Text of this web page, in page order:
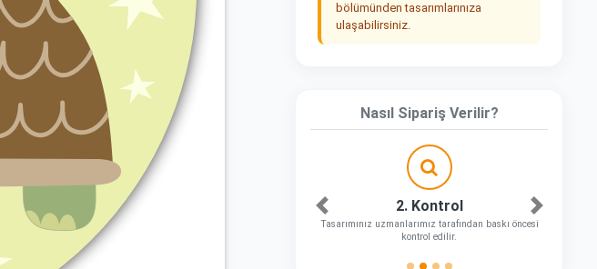
bölümünden tasarımlarınıza
ulaşabilirsiniz.
Nasıl Sipariş Verilir?
2. Kontrol
Tasarımınız uzmanlarımız tarafından baskı öncesi
kontrol edilir.
Önceki Sonraki